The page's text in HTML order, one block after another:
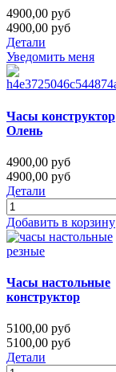
4900,00 руб
4900,00 руб
Детали
Уведомить меня
Часы конструктор
Олень
4900,00 руб
4900,00 руб
Детали
Добавить в корзину
Часы настольные
конструктор
5100,00 руб
5100,00 руб
Детали